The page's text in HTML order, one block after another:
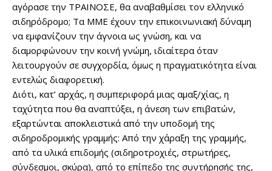
αγόρασε την ΤΡΑΙΝΟΣΕ, θα αναβαθμίσει τον ελληνικό
σιδηρόδρομο; Τα ΜΜΕ έχουν την επικοινωνιακή δύναμη
να εμφανίζουν την άγνοια ως γνώση, και να
διαμορφώνουν την κοινή γνώμη, ιδιαίτερα όταν
λειτουργούν σε συγχορδία, όμως η πραγματικότητα είναι
εντελώς διαφορετική.
Διότι, κατ’ αρχάς, η συμπεριφορά μιας αμαξ/χίας, η
ταχύτητα που θα αναπτύξει, η άνεση των επιβατών,
εξαρτώνται αποκλειστικά από την υποδομή της
σιδηροδρομικής γραμμής: Από την χάραξη της γραμμής,
από τα υλικά επιδομής (σιδηροτροχιές, στρωτήρες,
σύνδεσμοι, σκύρα), από το επίπεδο της συντήρησής της,